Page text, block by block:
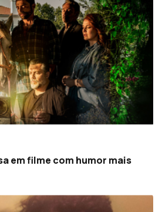
em filme com humor mais